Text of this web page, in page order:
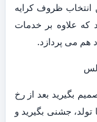
انتخاب ظروف کرایه
علاوه بر خدمات
هم می پردازد.
بگیرید بعد از رخ
جشنی بگیرید و